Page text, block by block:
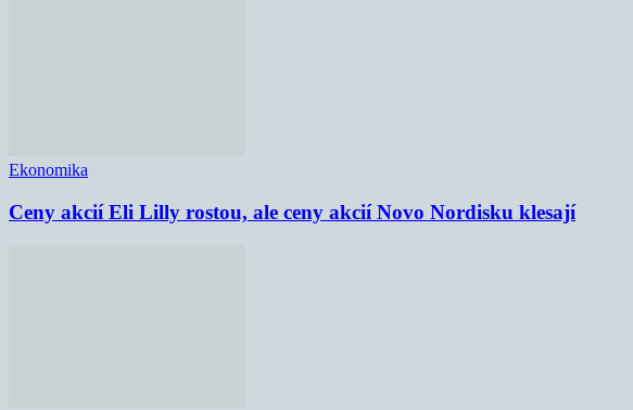
Ekonomika
Ceny akcií Eli Lilly rostou, ale ceny akcií Novo Nordisku klesají